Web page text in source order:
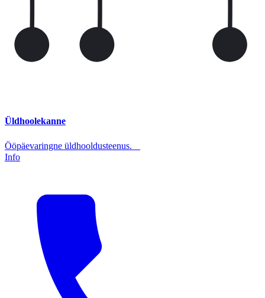
Üldhoolekanne
Ööpäevaringne üldhooldusteenus.
Info